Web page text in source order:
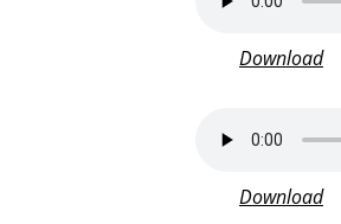
Download
Download